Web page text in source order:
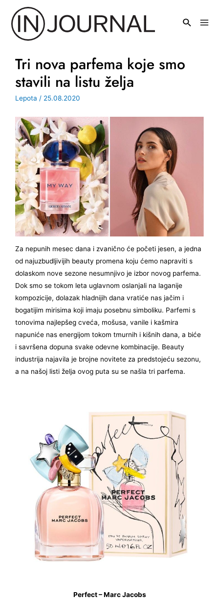
sadržaj
Tri nova parfema koje smo
stavili na listu želja
Lepota / 25.08.2020
Za nepunih mesec dana i zvanično će početi jesen, a jedna
od najuzbudljivijih beauty promena koju ćemo napraviti s
dolaskom nove sezone nesumnjivo je izbor novog parfema.
Dok smo se tokom leta uglavnom oslanjali na laganije
kompozicije, dolazak hladnijih dana vratiće nas jačim i
bogatijim mirisima koji imaju posebnu simboliku. Parfemi s
tonovima najlepšeg cveća, mošusa, vanile i kašmira
napuniće nas energijom tokom tmurnih i kišnih dana, a biće
i savršena dopuna svake odevne kombinacije. Beauty
industrija najavila je brojne novitete za predstojeću sezonu,
a na našoj listi želja ovog puta su se našla tri parfema.
Perfect – Marc Jacobs